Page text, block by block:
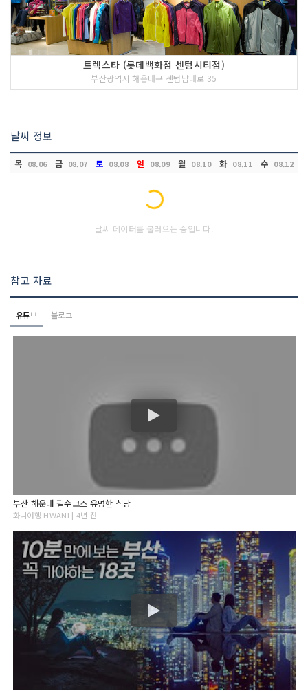
트렉스타 (롯데백화점 센텀시티점)
부산광역시 해운대구 센텀남대로 35
날씨 정보
목 08.06 금 08.07 토 08.08 일 08.09 월 08.10 화 08.11 수 08.12
Loading...
날씨 데이터를 불러오는 중입니다.
참고 자료
유튜브 블로그
부산 해운대 필수코스 유명한 식당
화니여행 HWANI | 4년 전